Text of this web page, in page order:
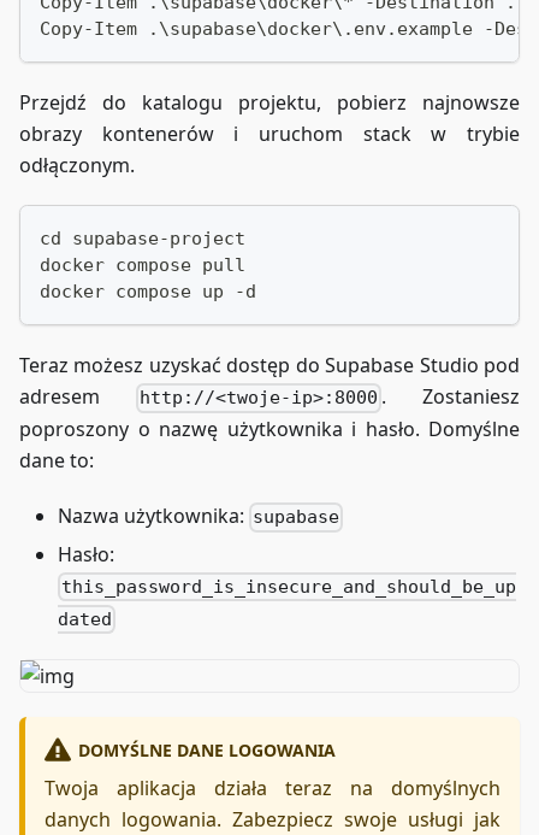
Copy-Item .\supabase\docker\.env.example -
Przejdź do katalogu projektu, pobierz najnowsze
obrazy kontenerów i uruchom stack w trybie
odłączonym.
cd supabase-project
docker compose pull
docker compose up -d
Teraz możesz uzyskać dostęp do Supabase Studio pod
adresem
http://<twoje-ip>:8000 . Zostaniesz
poproszony o nazwę użytkownika i hasło. Domyślne
dane to:
Nazwa użytkownika: supabase
Hasło:
this_password_is_insecure_and_should_be_up
dated
DOMYŚLNE DANE LOGOWANIA
Twoja aplikacja działa teraz na domyślnych
danych logowania. Zabezpiecz swoje usługi jak